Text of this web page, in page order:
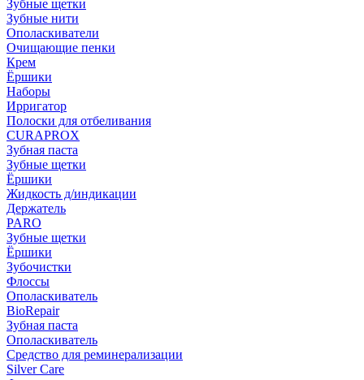
Зубные щетки
Зубные нити
Ополаскиватели
Очищающие пенки
Крем
Ёршики
Наборы
Ирригатор
Полоски для отбеливания
CURAPROX
Зубная паста
Зубные щетки
Ёршики
Жидкость д/индикации
Держатель
PARO
Зубные щетки
Ёршики
Зубочистки
Флоссы
Ополаскиватель
BioRepair
Зубная паста
Ополаскиватель
Средство для реминерализации
Silver Care